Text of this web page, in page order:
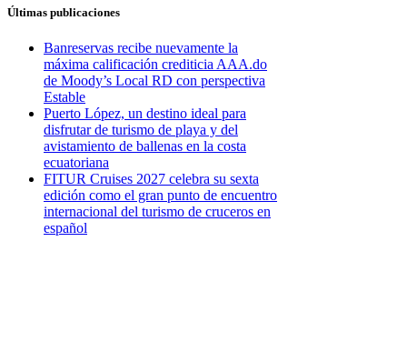
Últimas publicaciones
Banreservas recibe nuevamente la
máxima calificación crediticia AAA.do
de Moody’s Local RD con perspectiva
Estable
Puerto López, un destino ideal para
disfrutar de turismo de playa y del
avistamiento de ballenas en la costa
ecuatoriana
FITUR Cruises 2027 celebra su sexta
edición como el gran punto de encuentro
internacional del turismo de cruceros en
español